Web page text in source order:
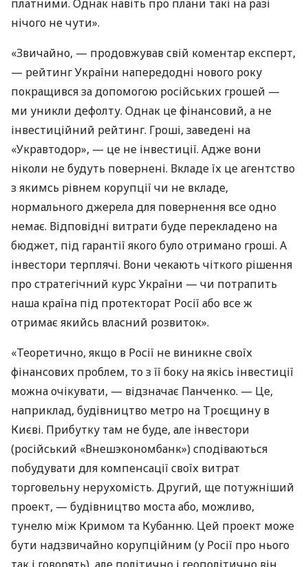
платними. Однак навіть про плани такі на разі
нічого не чути».
«Звичайно, — продовжував свій коментар експерт,
— рейтинг України напередодні нового року
покращився за допомогою російських грошей —
ми уникли дефолту. Однак це фінансовий, а не
інвестиційний рейтинг. Гроші, заведені на
«Укравтодор», — це не інвестиції. Адже вони
ніколи не будуть повернені. Вкладе їх це агентство
з якимсь рівнем корупції чи не вкладе,
нормального джерела для повернення все одно
немає. Відповідні витрати буде перекладено на
бюджет, під гарантії якого було отримано гроші. А
інвестори терплячі. Вони чекають чіткого рішення
про стратегічний курс України — чи потрапить
наша країна під протекторат Росії або все ж
отримає якийсь власний розвиток».
«Теоретично, якщо в Росії не виникне своїх
фінансових проблем, то з її боку на якісь інвестиції
можна очікувати, — відзначає Панченко. — Це,
наприклад, будівництво метро на Троєщину в
Києві. Прибутку там не буде, але інвестори
(російський «Внешэкономбанк») сподіваються
побудувати для компенсації своїх витрат
торговельну нерухомість. Другий, ще потужніший
проект, — будівництво моста або, можливо,
тунелю між Кримом та Кубанню. Цей проект може
бути надзвичайно корупційним (у Росії про нього